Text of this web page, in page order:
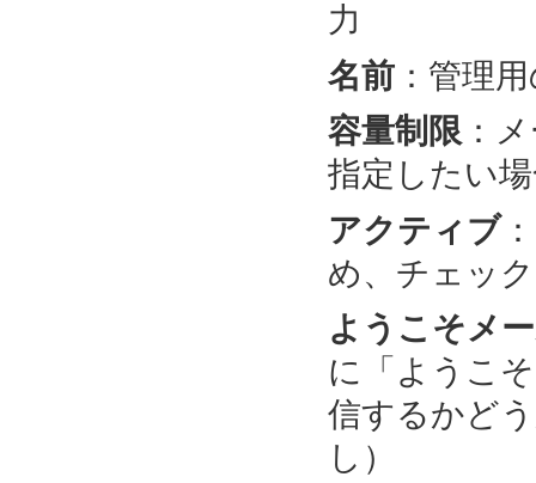
力
名前：管理
容量制限：
指定したい
アクティブ
め、チェック
ようこそメ
に「ようこ
信するかど
し）